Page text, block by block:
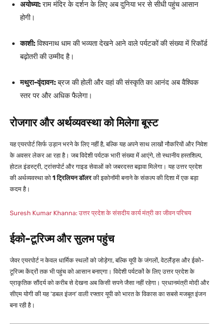
अयोध्या:राम मंदिर के दर्शन के लिए अब दुनिया भर से सीधी पहुंच आसान
होगी।
काशी:विश्वनाथ धाम की भव्यता देखने आने वाले पर्यटकों की संख्या में रिकॉर्ड
बढ़ोतरी की उम्मीद है।
मथुरा-वृंदावन:ब्रज की होली और वहां की संस्कृति का आनंद अब वैश्विक
स्तर पर और अधिक फैलेगा।
रोजगार और अर्थव्यवस्था को मिलेगा बूस्ट
यह एयरपोर्ट सिर्फ उड़ान भरने के लिए नहीं है, बल्कि यह अपने साथ लाखों नौकरियों और निवेश
के अवसर लेकर आ रहा है। जब विदेशी पर्यटक भारी संख्या में आएंगे, तो स्थानीय हस्तशिल्प,
होटल इंडस्ट्री, ट्रांसपोर्ट और गाइड सेवाओं को जबरदस्त बढ़ावा मिलेगा। यह उत्तर प्रदेश
की अर्थव्यवस्था को 1 ट्रिलियन डॉलरकी इकोनॉमी बनाने के संकल्प की दिशा में एक बड़ा
कदम है।
Suresh Kumar Khanna: उत्तर प्रदेश के संसदीय कार्य मंत्री का जीवन परिचय
ईको-टूरिज्म और सुलभ पहुंच
जेवर एयरपोर्ट न केवल धार्मिक स्थलों को जोड़ेगा, बल्कि यूपी के जंगलों, वेटलैंड्स और ईको-
टूरिज्म केंद्रों तक भी पहुंच को आसान बनाएगा। विदेशी पर्यटकों के लिए उत्तर प्रदेश के
प्राकृतिक सौंदर्य को करीब से देखना अब किसी सपने जैसा नहीं रहेगा। प्रधानमंत्री मोदी और
सीएम योगी की यह ‘डबल इंजन’ वाली रफ्तार यूपी को भारत के विकास का सबसे मजबूत इंजन
बना रही है।